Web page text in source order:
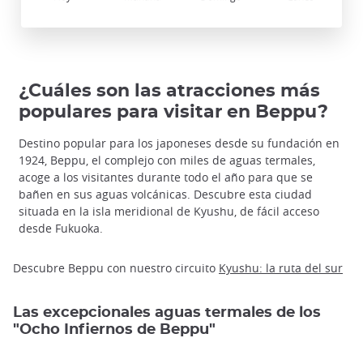
¿Cuáles son las atracciones más
populares para visitar en Beppu?
Destino popular para los japoneses desde su fundación en
1924, Beppu, el complejo con miles de aguas termales,
acoge a los visitantes durante todo el año para que se
bañen en sus aguas volcánicas. Descubre esta ciudad
situada en la isla meridional de Kyushu, de fácil acceso
desde Fukuoka.
Descubre Beppu con nuestro circuito Kyushu: la ruta del sur
Las excepcionales aguas termales de los
"Ocho Infiernos de Beppu"